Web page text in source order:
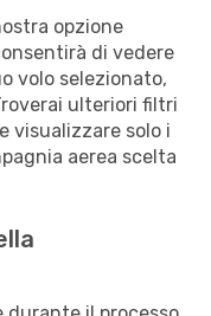
opzione
di vedere
volo selezionato,
ulteriori filtri
visualizzare solo i
aerea scelta